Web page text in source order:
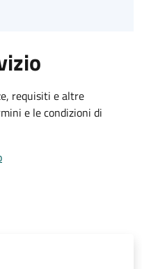
requisiti e altre
e le condizioni di